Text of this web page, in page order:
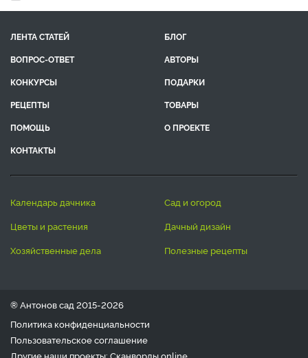
ЛЕНТА СТАТЕЙ
БЛОГ
ВОПРОС-ОТВЕТ
АВТОРЫ
КОНКУРСЫ
ПОДАРКИ
РЕЦЕПТЫ
ТОВАРЫ
ПОМОЩЬ
О ПРОЕКТЕ
КОНТАКТЫ
календарь дачника
сад и огород
цветы и растения
дачный дизайн
хозяйственные дела
полезные рецепты
® Антонов сад 2015-2026
Политика конфиденциальности
Пользовательское соглашение
Другие наши проекты: Сканвордыonline